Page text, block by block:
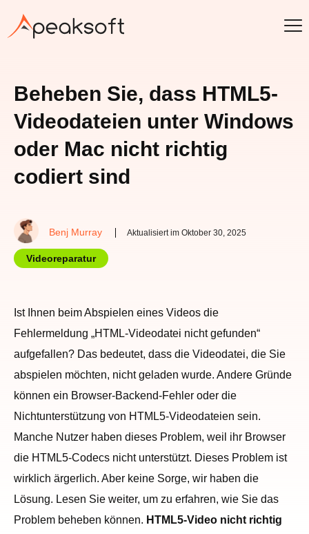
Beheben Sie, dass HTML5-
Videodateien unter Windows
oder Mac nicht richtig
codiert sind
Benj Murray Aktualisiert im Oktober 30, 2025
Videoreparatur
Ist Ihnen beim Abspielen eines Videos die
Fehlermeldung „HTML-Videodatei nicht gefunden“
aufgefallen? Das bedeutet, dass die Videodatei, die Sie
abspielen möchten, nicht geladen wurde. Andere Gründe
können ein Browser-Backend-Fehler oder die
Nichtunterstützung von HTML5-Videodateien sein.
Manche Nutzer haben dieses Problem, weil ihr Browser
die HTML5-Codecs nicht unterstützt. Dieses Problem ist
wirklich ärgerlich. Aber keine Sorge, wir haben die
Lösung. Lesen Sie weiter, um zu erfahren, wie Sie das
Problem beheben können. HTML5-Video nicht richtig